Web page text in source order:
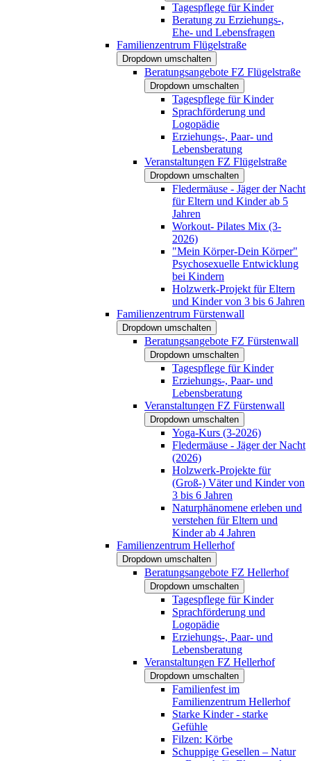
Tagespflege für Kinder
Beratung zu Erziehungs-,
Ehe- und Lebensfragen
Familienzentrum Flügelstraße
Dropdown umschalten
Beratungsangebote FZ Flügelstraße
Dropdown umschalten
Tagespflege für Kinder
Sprachförderung und
Logopädie
Erziehungs-, Paar- und
Lebensberatung
Veranstaltungen FZ Flügelstraße
Dropdown umschalten
Fledermäuse - Jäger der Nacht
für Eltern und Kinder ab 5
Jahren
Workout- Pilates Mix (3-
2026)
"Mein Körper-Dein Körper"
Psychosexuelle Entwicklung
bei Kindern
Holzwerk-Projekt für Eltern
und Kinder von 3 bis 6 Jahren
Familienzentrum Fürstenwall
Dropdown umschalten
Beratungsangebote FZ Fürstenwall
Dropdown umschalten
Tagespflege für Kinder
Erziehungs-, Paar- und
Lebensberatung
Veranstaltungen FZ Fürstenwall
Dropdown umschalten
Yoga-Kurs (3-2026)
Fledermäuse - Jäger der Nacht
(2026)
Holzwerk-Projekte für
(Groß-) Väter und Kinder von
3 bis 6 Jahren
Naturphänomene erleben und
verstehen für Eltern und
Kinder ab 4 Jahren
Familienzentrum Hellerhof
Dropdown umschalten
Beratungsangebote FZ Hellerhof
Dropdown umschalten
Tagespflege für Kinder
Sprachförderung und
Logopädie
Erziehungs-, Paar- und
Lebensberatung
Veranstaltungen FZ Hellerhof
Dropdown umschalten
Familienfest im
Familienzentrum Hellerhof
Starke Kinder - starke
Gefühle
Filzen: Körbe
Schuppige Gesellen – Natur